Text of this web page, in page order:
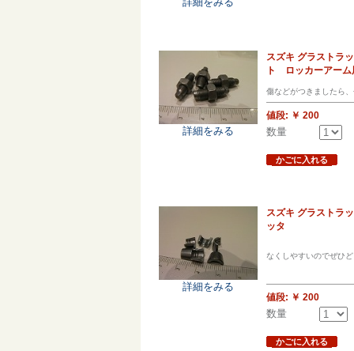
詳細をみる
スズキ グラスト
ト ロッカーアー
傷などがつきましたら
値段: ￥ 200
数量
かごに入れる
詳細をみる
スズキ グラスト
ッタ
なくしやすいのでぜひ
値段: ￥ 200
数量
かごに入れる